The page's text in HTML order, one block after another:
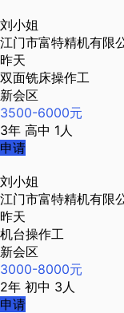
刘小姐
江门市富特精机有限
昨天
双面铣床操作工
新会区
3500-6000元
3年 高中 1人
申请
刘小姐
江门市富特精机有限
昨天
机台操作工
新会区
3000-8000元
2年 初中 3人
申请